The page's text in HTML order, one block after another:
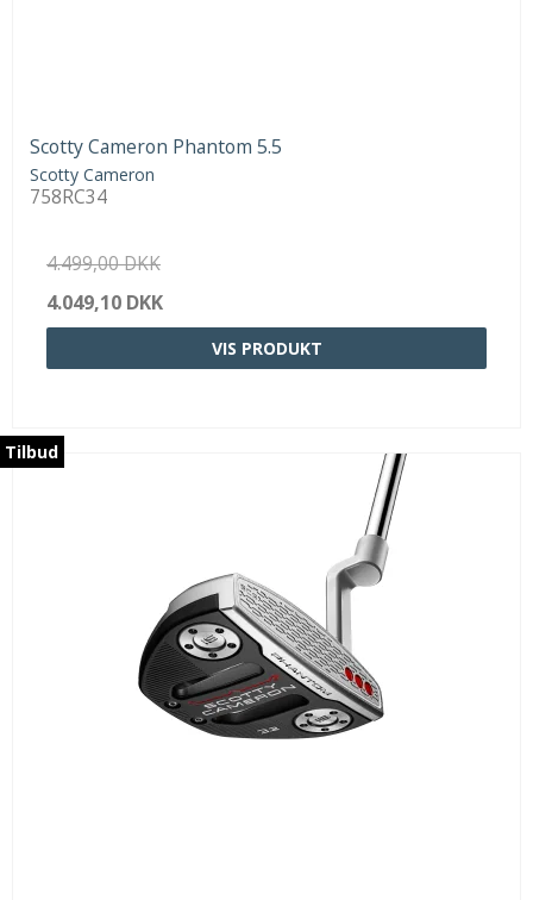
Scotty Cameron Phantom 5.5
Scotty Cameron
758RC34
4.499,00 DKK
4.049,10 DKK
VIS PRODUKT
Tilbud